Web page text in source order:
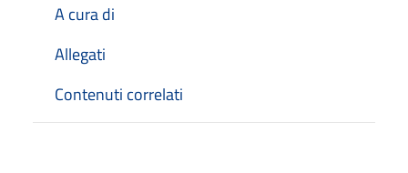
A cura di
Allegati
Contenuti correlati